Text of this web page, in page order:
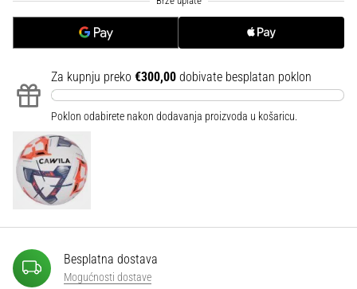
adidas
PUMA.
Budi
svake
utakmice,
gola…
članke
Za kupnju preko €300,00 dobivate besplatan poklon
Poklon odabirete nakon dodavanja proizvoda u košaricu.
Besplatna dostava
Mogućnosti dostave